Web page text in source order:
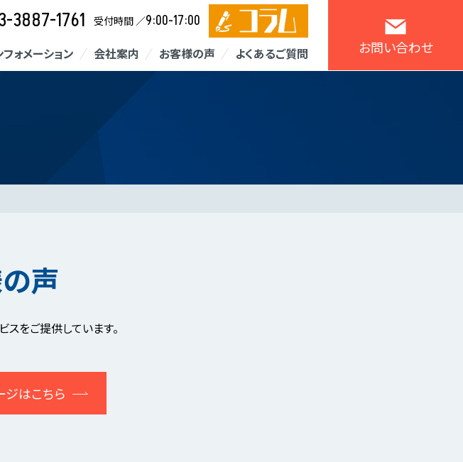
3887-1761 受付時間 ／9:00-17:00
フォメーション 会社案内 お客様の声 よくあるご質問 お問い合わせ
声
をご提供しています。
はこちら